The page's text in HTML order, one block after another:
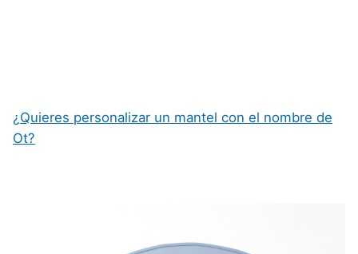
¿Quieres personalizar un mantel con el nombre de
Ot?